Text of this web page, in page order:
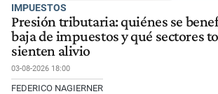
IMPUESTOS
Presión tributaria: quiénes se
baja de impuestos y qué sectores
sienten alivio
03-08-2026 18:00
FEDERICO NAGIERNER